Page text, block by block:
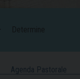
Agenda Pastorale